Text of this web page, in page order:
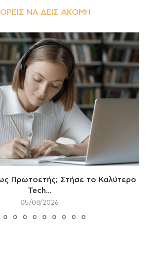
ΝΑ ΔΕΙΣ ΑΚΌΜΗ
ως Πρωτοετής; Στήσε το Καλύτερο
Tech...
05/08/2026